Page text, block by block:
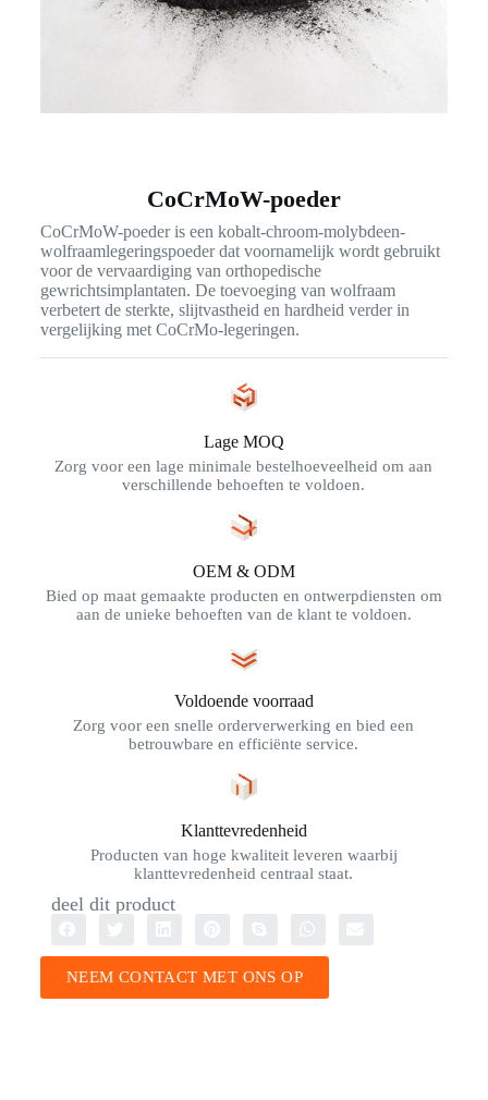
CoCrMoW-poeder
CoCrMoW-poeder is een kobalt-chroom-molybdeen-
wolfraamlegeringspoeder dat voornamelijk wordt gebruikt
voor de vervaardiging van orthopedische
gewrichtsimplantaten. De toevoeging van wolfraam
verbetert de sterkte, slijtvastheid en hardheid verder in
vergelijking met CoCrMo-legeringen.
Lage MOQ
Zorg voor een lage minimale bestelhoeveelheid om aan
verschillende behoeften te voldoen.
OEM & ODM
Bied op maat gemaakte producten en ontwerpdiensten om
aan de unieke behoeften van de klant te voldoen.
Voldoende voorraad
Zorg voor een snelle orderverwerking en bied een
betrouwbare en efficiënte service.
Klanttevredenheid
Producten van hoge kwaliteit leveren waarbij
klanttevredenheid centraal staat.
deel dit product
NEEM CONTACT MET ONS OP